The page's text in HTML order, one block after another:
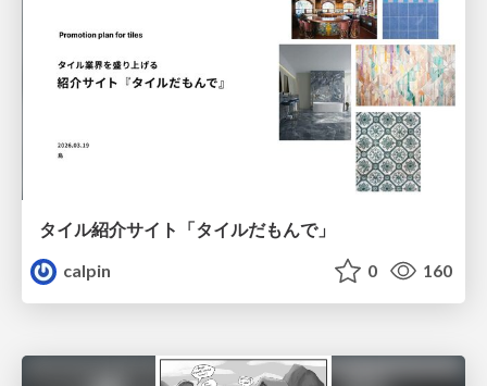
タイル紹介サイト「タイルだもんで」
calpin
0 160